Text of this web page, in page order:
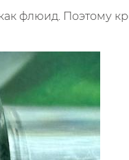
флюид. Поэтому